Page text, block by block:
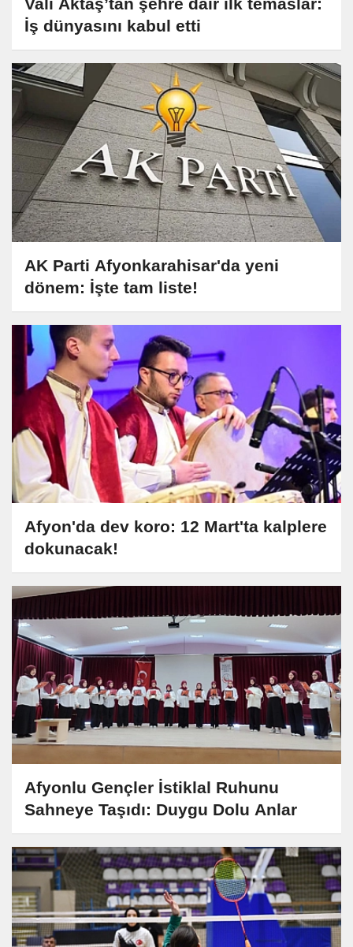
Vali Aktaş’tan şehre dair ilk temaslar:
İş dünyasını kabul etti
AK Parti Afyonkarahisar'da yeni
dönem: İşte tam liste!
Afyon'da dev koro: 12 Mart'ta kalplere
dokunacak!
Afyonlu Gençler İstiklal Ruhunu
Sahneye Taşıdı: Duygu Dolu Anlar